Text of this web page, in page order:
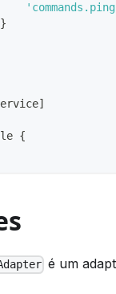
}
]
{
é um